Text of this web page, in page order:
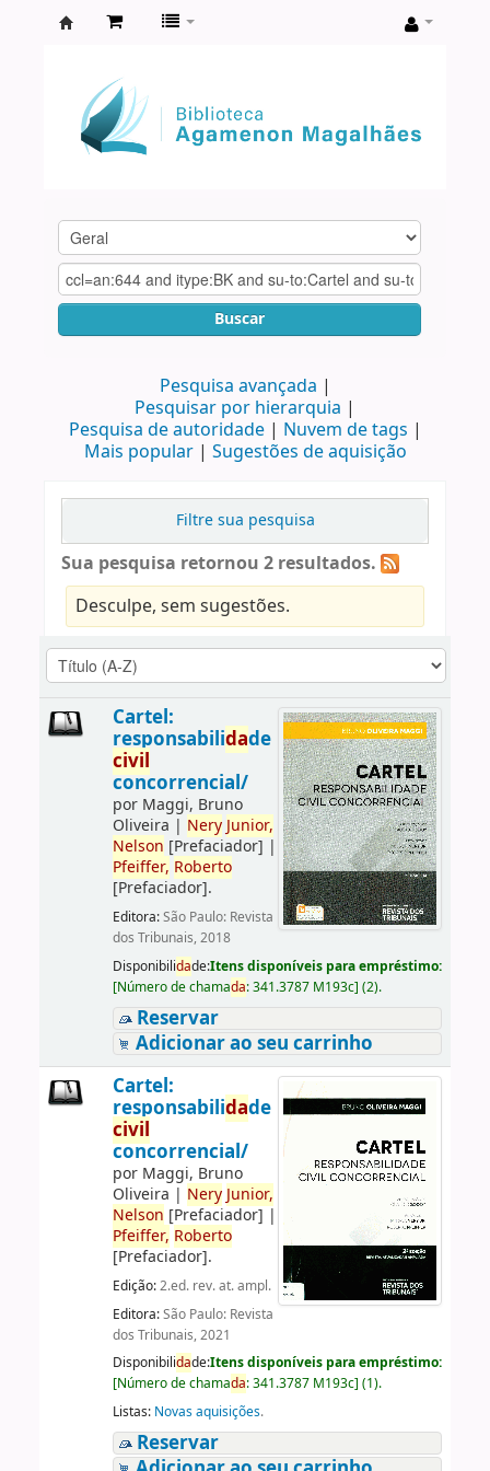
Agamenon
Magalhães
Buscar
Pesquisa avançada
Pesquisar por hierarquia
Pesquisa de autoridade
Nuvem de tags
Mais popular
Sugestões de aquisição
Filtre sua pesquisa
Sua pesquisa retornou 2 resultados.
Desculpe, sem sugestões.
Cartel:
responsabilidade
civil
concorrencial/
por Maggi, Bruno
Oliveira | Nery Junior,
Nelson [Prefaciador] |
Pfeiffer, Roberto
[Prefaciador].
Editora:São Paulo: Revista
dos Tribunais, 2018
Disponibilidade:Itens disponíveis para empréstimo:
[Número de chamada:341.3787 M193c] (2).
Reservar
Adicionar ao seu carrinho
Cartel:
responsabilidade
civil
concorrencial/
por Maggi, Bruno
Oliveira | Nery Junior,
Nelson [Prefaciador] |
Pfeiffer, Roberto
[Prefaciador].
Edição:2.ed. rev. at. ampl.
Editora:São Paulo: Revista
dos Tribunais, 2021
Disponibilidade:Itens disponíveis para empréstimo:
[Número de chamada:341.3787 M193c] (1).
Listas: Novas aquisições.
Reservar